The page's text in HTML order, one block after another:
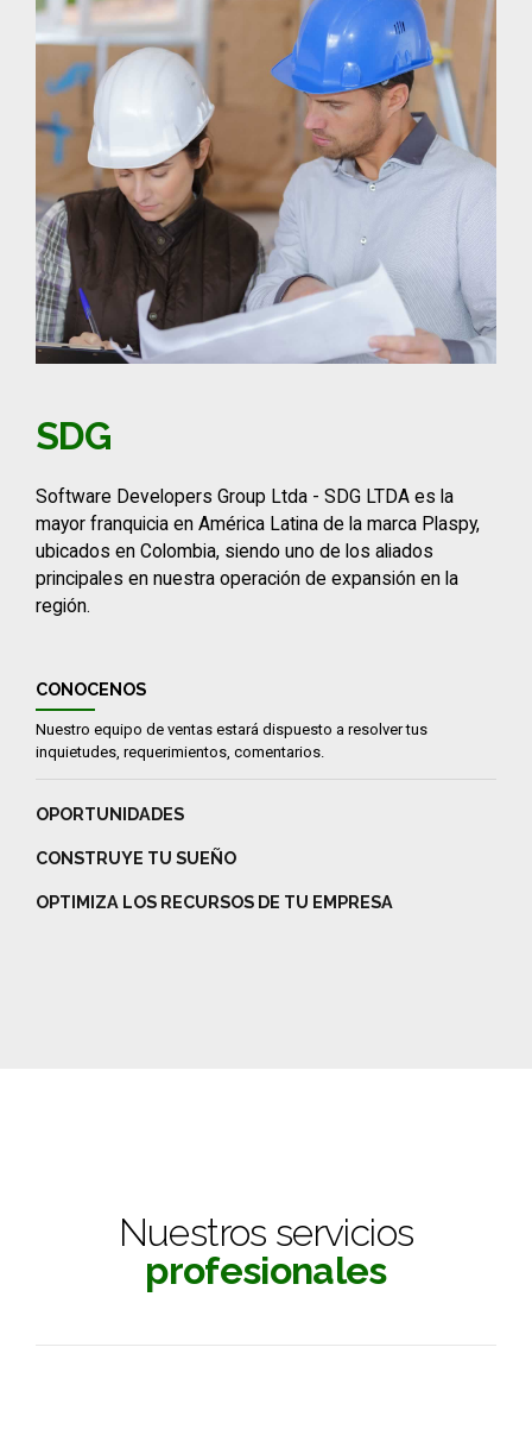
SDG
Software Developers Group Ltda - SDG LTDA es la
mayor franquicia en América Latina de la marca Plaspy,
ubicados en Colombia, siendo uno de los aliados
principales en nuestra operación de expansión en la
región.
CONOCENOS
Nuestro equipo de ventas estará dispuesto a resolver tus
inquietudes, requerimientos, comentarios.
OPORTUNIDADES
CONSTRUYE TU SUEÑO
OPTIMIZA LOS RECURSOS DE TU EMPRESA
Nuestros servicios
profesionales